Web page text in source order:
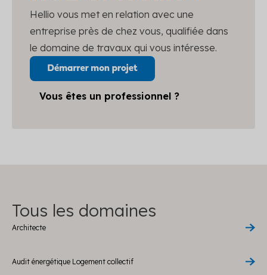
Hellio vous met en relation avec une
entreprise près de chez vous, qualifiée dans
le domaine de travaux qui vous intéresse.
Vous êtes un professionnel ?
Tous les domaines
Architecte
Audit énergétique Logement collectif